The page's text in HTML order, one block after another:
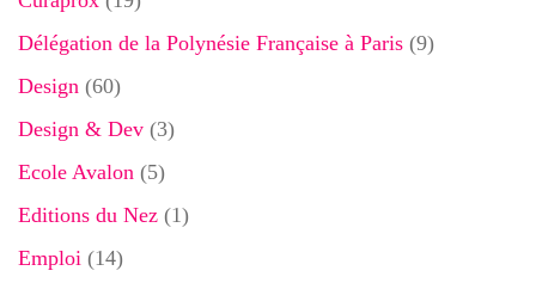
Délégation de la Polynésie Française à Paris (9)
Design (60)
Design & Dev (3)
Ecole Avalon (5)
Editions du Nez (1)
Emploi (14)